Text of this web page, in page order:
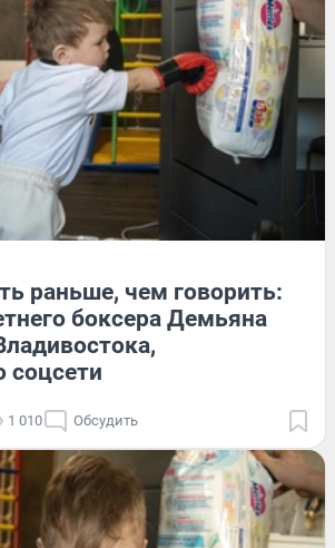
раньше, чем говорить:
боксера Демьяна
соцсети
1 010 Обсудить